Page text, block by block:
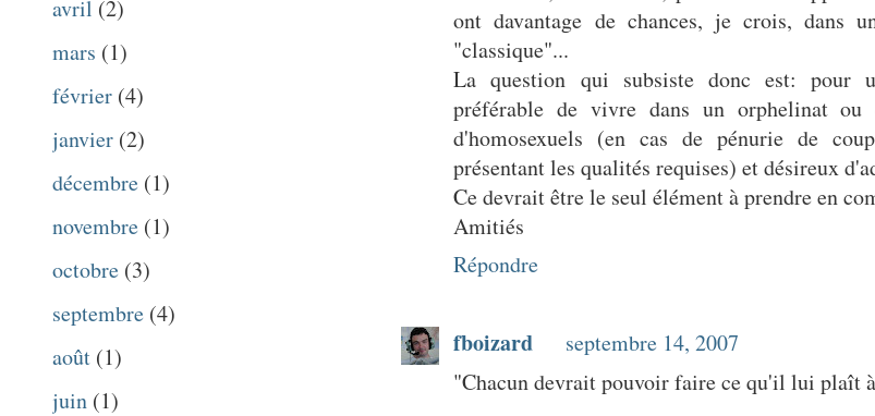
ont davantage de chances, je crois, dans
"classique"...
La question qui subsiste donc est: pour
préférable de vivre dans un orphelinat ou
d'homosexuels (en cas de pénurie de
présentant les qualités requises) et désireux
Ce devrait être le seul élément à prendre en
Amitiés
Répondre
fboizard
septembre 14, 2007
"Chacun devrait pouvoir faire ce qu'il lui plaît
avril (2)
mars (1)
février (4)
janvier (2)
décembre (1)
novembre (1)
octobre (3)
septembre (4)
août (1)
juin (1)